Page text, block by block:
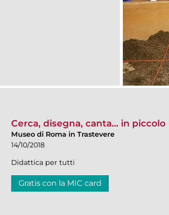
Cerca, disegna, canta… in piccolo
Museo di Roma in Trastevere
14/10/2018
Didattica per tutti
Gratis con la MIC card